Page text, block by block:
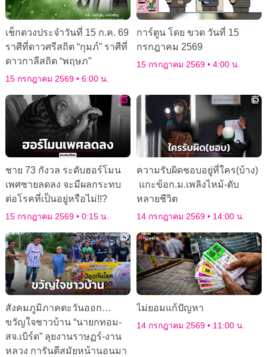
เช็กดวงประจำวันที่ 15 ก.ค. 69
ราศีที่ดาวศรีสถิต “กุมภ์” ราศีที่
ดาวกาลีสถิต “พฤษภ”
15 กรกฎาคม 2569 6:00 น.
การ์ตูน โดย ขวด วันที่ 15
กรกฎาคม 2569
15 กรกฎาคม 2569 4:00 น.
ชาย 73 กังวล ระดับฮอร์โมน
เพศชายลดลง จะมีผลกระทบ
ต่อโรคที่เป็นอยู่หรือไม่!!?
15 กรกฎาคม 2569 0:15 น.
ความรับผิดชอบอยู่ที่ใคร(บ้าง)
แกะข้อก.ม.เพลิงไหม้-ดับ
หลายชีวิต
14 กรกฎาคม 2569 14:00 น.
สังคมภูมิภาคตะวันออก…
ขวัญใจชาวบ้าน “นายกทอม-
สจ.เบิร์ด” ลุยงานราษฏร์-งาน
หลวง การันตีสมัยหน้านอนมา
ไม่ยอมแก้ปัญหา
14 กรกฎาคม 2569 11:00 น.